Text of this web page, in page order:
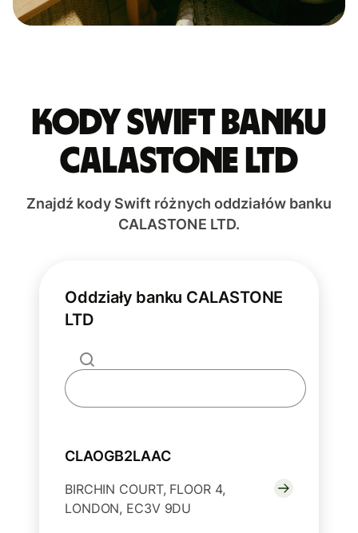
Kody Swift banku
CALASTONE LTD
Znajdź kody Swift różnych oddziałów banku
CALASTONE LTD.
Oddziały banku CALASTONE
LTD
CLAOGB2LAAC
BIRCHIN COURT, FLOOR 4,
LONDON, EC3V 9DU